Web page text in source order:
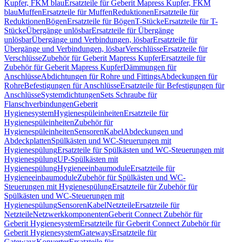
Kupfer, FKM blauErsatzteile für Geberit Mapress Kupfer, FKM
blauMuffenErsatzteile für MuffenReduktionenErsatzteile für
ReduktionenBögenErsatzteile für BögenT-StückeErsatzteile für T-
StückeÜbergänge unlösbarErsatzteile für Übergänge
unlösbarÜbergänge und Verbindungen, lösbarErsatzteile für
Übergänge und Verbindungen, lösbarVerschlüsseErsatzteile für
VerschlüsseZubehör für Geberit Mapress KupferErsatzteile für
Zubehör für Geberit Mapress KupferDämmungen für
AnschlüsseAbdichtungen für Rohre und FittingsAbdeckungen für
RohreBefestigungen für AnschlüsseErsatzteile für Befestigungen für
AnschlüsseSystemdichtungenSets Schraube für
FlanschverbindungenGeberit
HygienesystemHygienespüleinheitenErsatzteile für
HygienespüleinheitenZubehör für
HygienespüleinheitenSensorenKabelAbdeckungen und
AbdeckplattenSpülkästen und WC-Steuerungen mit
HygienespülungErsatzteile für Spülkästen und WC-Steuerungen mit
HygienespülungUP-Spülkästen mit
HygienespülungHygieneeinbaumoduleErsatzteile für
HygieneeinbaumoduleZubehör für Spülkästen und WC-
Steuerungen mit HygienespülungErsatzteile für Zubehör für
Spülkästen und WC-Steuerungen mit
HygienespülungSensorenKabelNetzteileErsatzteile für
NetzteileNetzwerkkomponentenGeberit Connect Zubehör für
Geberit HygienesystemErsatzteile für Geberit Connect Zubehör für
Geberit HygienesystemGatewaysErsatzteile für